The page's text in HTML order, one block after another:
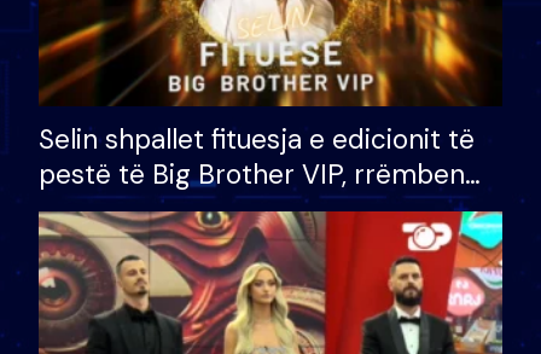
Selin shpallet fituesja e edicionit të
pestë të Big Brother VIP, rrëmben
çmimin e madh prej 100 mijë eurosh